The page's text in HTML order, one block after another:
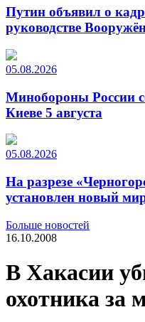
Путин объявил о
руководстве
05.08.2026
Минобороны России
Киеве 5 августа
05.08.2026
На разрезе
установлен новый
Больше новостей
16.10.2008
В Хакасии
охотника за